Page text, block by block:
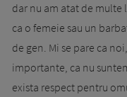
dar nu am atat de multe
ca o femeie sau un
de gen. Mi se pare ca
importante, ca nu
exista respect pentru